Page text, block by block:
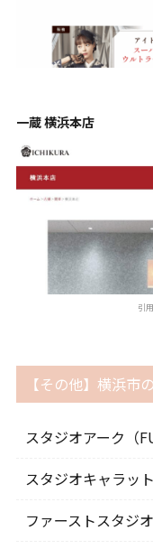
一蔵 横浜本店
引
【その他】横浜市
スタジオアーク（
スタジオキャラッ
ファーストスタジ